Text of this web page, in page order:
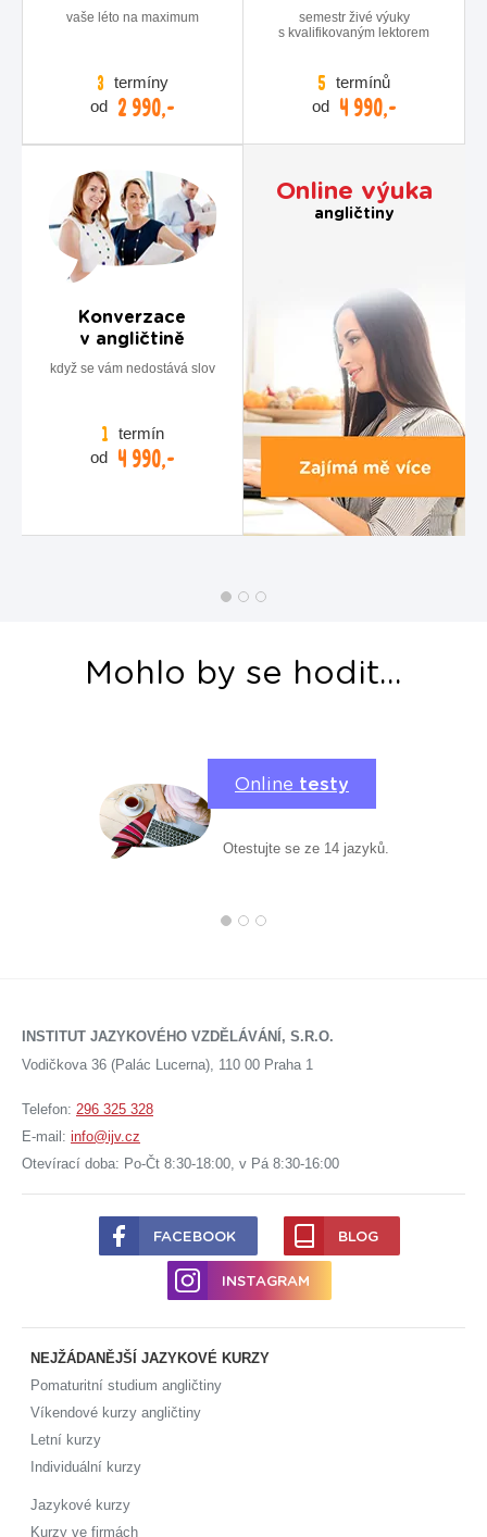
vaše léto na maximum
3 termíny
od
2 990,-
semestr živé výuky
s kvalifikovaným lektorem
5 termínů
od
4 990,-
Konverzace
v angličtině
když se vám nedostává slov
1 termín
od
4 990,-
Online výuka
angličtiny
Mohlo by se hodit...
Online testy
Otestujte se ze 14 jazyků.
INSTITUT JAZYKOVÉHO VZDĚLÁVÁNÍ, S.R.O.
Vodičkova 36 (Palác Lucerna), 110 00 Praha 1
Telefon: 296 325 328
E-mail: info@ijv.cz
Otevírací doba: Po-Čt 8:30-18:00, v Pá 8:30-16:00
NEJŽÁDANĚJŠÍ JAZYKOVÉ KURZY
Pomaturitní studium angličtiny
Víkendové kurzy angličtiny
Letní kurzy
Individuální kurzy
Jazykové kurzy
Kurzy ve firmách
FACEBOOK BLOG
INSTAGRAM